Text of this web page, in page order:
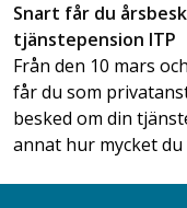
Snart får du
tjänstepension ITP
Från den 10 mars
får du som
besked om din
annat hur mycket du